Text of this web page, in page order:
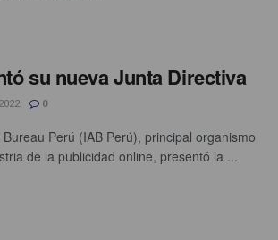
su nueva Junta Directiva
0
Perú (IAB Perú), principal organismo
de la publicidad online, presentó la ...